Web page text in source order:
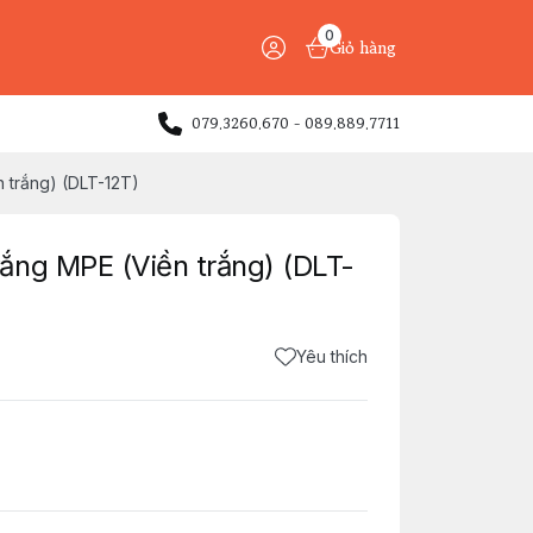
0
Giỏ hàng
079.3260.670 - 089.889.7711
trắng) (DLT-12T)
MPE (Viền trắng) (DLT-
Yêu thích